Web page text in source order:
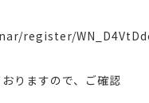
register/
りますので、ご確認